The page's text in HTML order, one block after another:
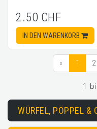
2.50 CHF
IN DEN WARENKORB
« 1 2
1
WÜRFEL, PÖPPEL &